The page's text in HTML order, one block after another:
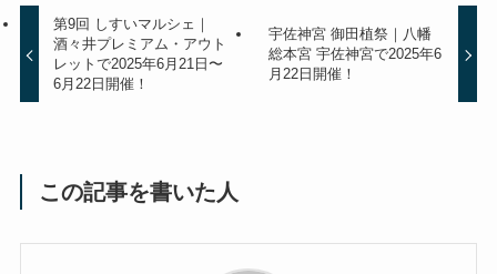
第9回 しすいマルシェ｜
酒々井プレミアム・アウト
レットで2025年6月21日〜
6月22日開催！
宇佐神宮 御田植祭｜八幡
総本宮 宇佐神宮で2025年6
月22日開催！
この記事を書いた人